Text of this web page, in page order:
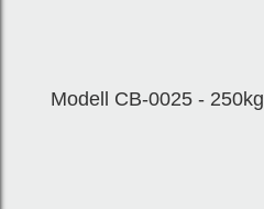
Modell CB-0025 - 250kg